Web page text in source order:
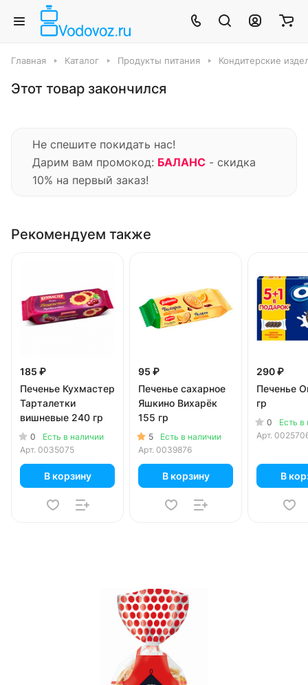
Главная Каталог Продукты питания Кондитерские
Этот товар закончился
Не спешите покидать нас!
Дарим вам промокод: БАЛАНС - скидка
10% на первый заказ!
Рекомендуем также
185 ₽
Печенье Кухмастер
Тарталетки
вишневые 240 гр
0
Есть в наличии
Арт. 0035075
В корзину
95 ₽
Печенье сахарное
Яшкино Вихарёк
155 гр
5
Есть в наличии
Арт. 0039876
В корзину
290 ₽
Печенье
гр
0
Есть в
Арт.
В